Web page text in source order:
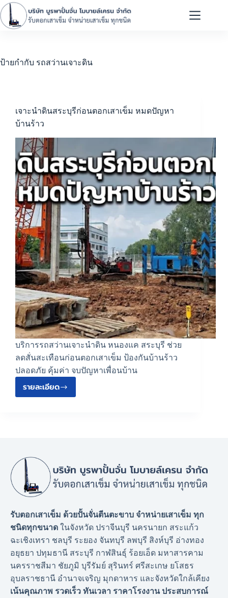
ป้ายกำกับ รถสว่านเจาะดิน
เจาะนำดินสระบุรีก่อนตอกเสาเข็ม หมดปัญหา
บ้านร้าว
บริการรถสว่านเจาะนำดิน หนองแค สระบุรี ช่วย
ลดสั่นสะเทือนก่อนตอกเสาเข็ม ป้องกันบ้านร้าว
ปลอดภัย คุ้มค่า จบปัญหาเพื่อนบ้าน
รายละเอียด
รับตอกเสาเข็ม ด้วยปั้นจั่นตีนตะขาบ จำหน่ายเสาเข็ม ทุก
ชนิดทุกขนาด ในจังหวัด ปราจีนบุรี นครนายก สระแก้ว
ฉะเชิงเทรา ชลบุรี ระยอง จันทบุรี ลพบุรี สิงห์บุรี อ่างทอง
อยุธยา ปทุมธานี สระบุรี กาฬสินธุ์ ร้อยเอ็ด มหาสารคาม
นครราชสีมา ชัยภูมิ บุรีรัมย์ สุรินทร์ ศรีสะเกษ ยโสธร
อุบลราชธานี อำนาจเจริญ มุกดาหาร และจังหวัดใกล้เคียง
เน้นคุณภาพ รวดเร็ว ทันเวลา ราคาโรงงาน ประสบการณ์